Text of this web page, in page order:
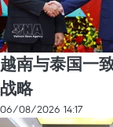
越南与泰国一
战略
06/08/2026 14:17